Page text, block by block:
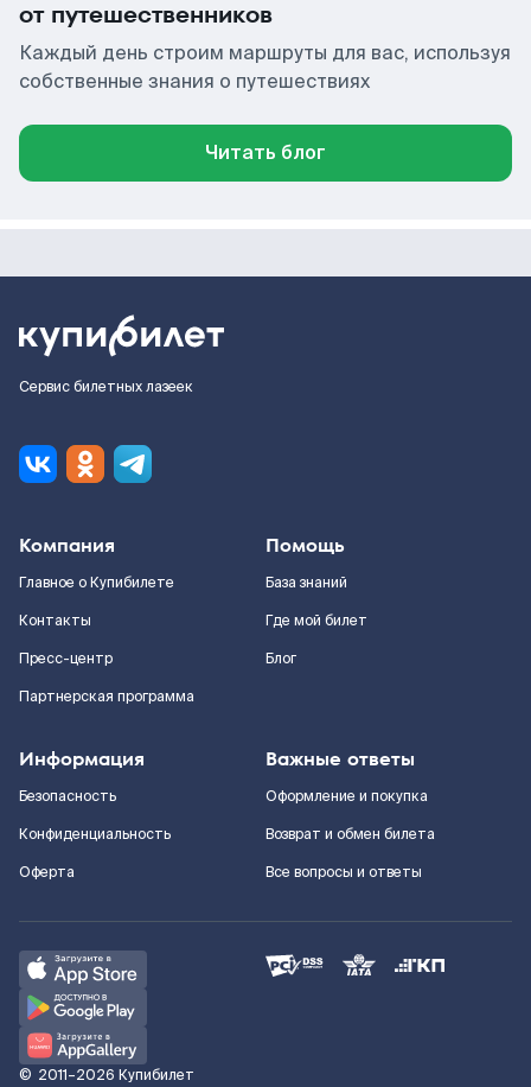
от путешественников
Каждый день строим маршруты для вас, используя
собственные знания о путешествиях
Читать блог
Сервис билетных лазеек
Компания
Главное о Купибилете
Контакты
Пресс-центр
Партнерская программа
Помощь
База знаний
Где мой билет
Блог
Информация
Безопасность
Конфиденциальность
Оферта
Важные ответы
Оформление и покупка
Возврат и обмен билета
Все вопросы и ответы
© 2011–2026 Купибилет